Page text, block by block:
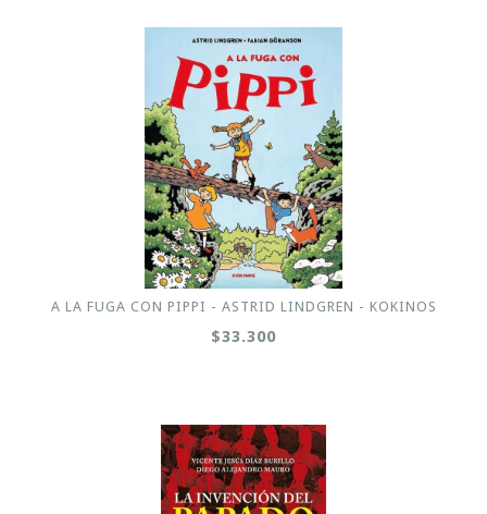
A LA FUGA CON PIPPI - ASTRID LINDGREN - KOKINOS
$33.300